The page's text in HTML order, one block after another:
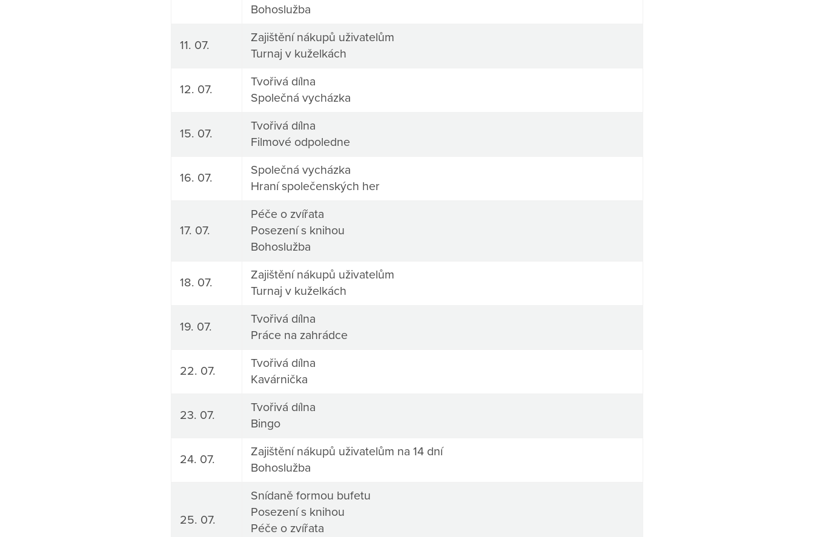
Bohoslužba
11. 07.
Zajištění nákupů uživatelům
Turnaj v kuželkách
12. 07.
Tvořivá dílna
Společná vycházka
15. 07.
Tvořivá dílna
Filmové odpoledne
16. 07.
Společná vycházka
Hraní společenských her
17. 07.
Péče o zvířata
Posezení s knihou
Bohoslužba
18. 07.
Zajištění nákupů uživatelům
Turnaj v kuželkách
19. 07.
Tvořivá dílna
Práce na zahrádce
22. 07.
Tvořivá dílna
Kavárnička
23. 07.
Tvořivá dílna
Bingo
24. 07.
Zajištění nákupů uživatelům na 14 dní
Bohoslužba
25. 07.
Snídaně formou bufetu
Posezení s knihou
Péče o zvířata